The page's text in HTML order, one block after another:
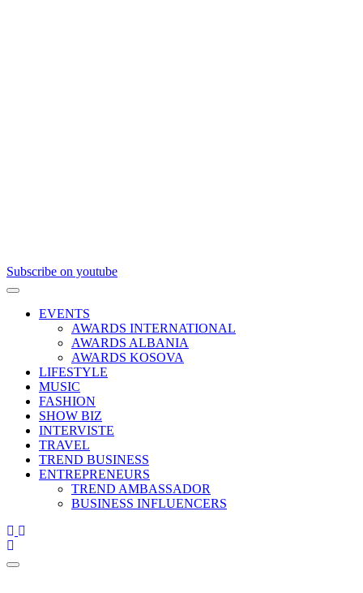
Subscribe on youtube
EVENTS
AWARDS INTERNATIONAL
AWARDS ALBANIA
AWARDS KOSOVA
LIFESTYLE
MUSIC
FASHION
SHOW BIZ
INTERVISTE
TRAVEL
TREND BUSINESS
ENTREPRENEURS
TREND AMBASSADOR
BUSINESS INFLUENCERS